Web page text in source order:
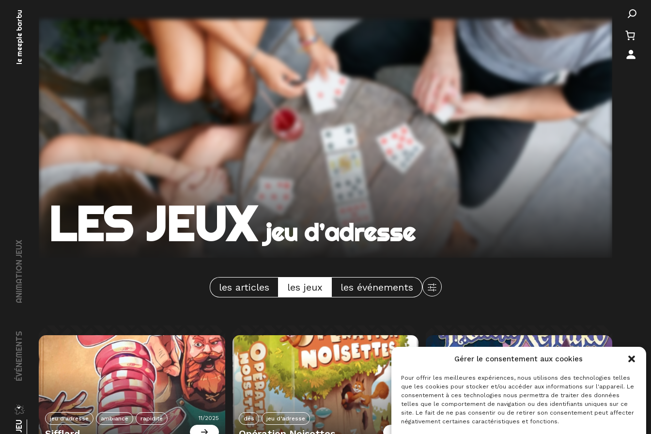
Gérer le consentement aux cookies
Pour offrir les meilleures expériences, nous utilisons des technologies telles
que les cookies pour stocker et/ou accéder aux informations sur l'appareil. Le
consentement à ces technologies nous permettra de traiter des données
telles que le comportement de navigation ou des identifiants uniques sur ce
site. Le fait de ne pas consentir ou de retirer son consentement peut affecter
négativement certaines caractéristiques et fonctions.
contenu
ÉVÉNEMENTS
ANIMATION JEUX
le meeple barbu
LES JEUX jeu d’adresse
les articles les jeux les événements
jeu d’adresse ambiance rapidité 11/2025 dés jeu d’adresse 2024 jeu d’adresse mémoire